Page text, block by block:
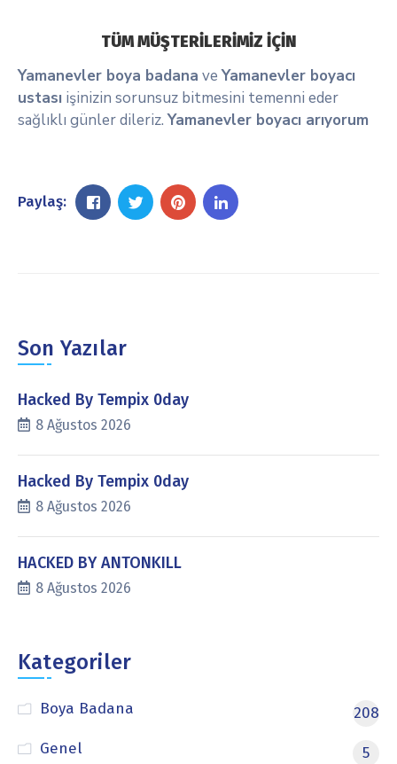
TÜM MÜŞTERİLERİMİZ İÇİN
Yamanevler boya badana veYamanevler boyacı
ustası işinizin sorunsuz bitmesini temenni eder
sağlıklı günler dileriz.Yamanevler boyacı arıyorum
Paylaş:
Son Yazılar
Hacked By Tempix 0day
8 Ağustos 2026
Hacked By Tempix 0day
8 Ağustos 2026
HACKED BY ANTONKILL
8 Ağustos 2026
Kategoriler
Boya Badana
208
Genel
5